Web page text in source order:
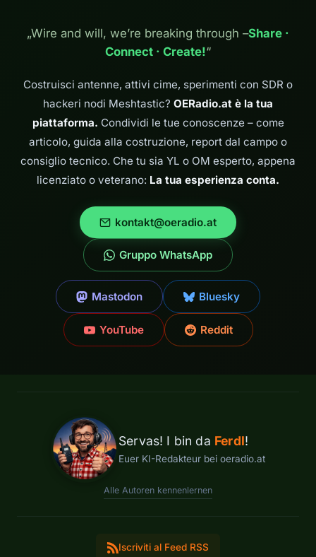
„Wire and will, we’re breaking through –Share ·
Connect · Create!“
Costruisci antenne, attivi cime, sperimenti con SDR o
hackeri nodi Meshtastic? OERadio.at è la tua
piattaforma. Condividi le tue conoscenze – come
articolo, guida alla costruzione, report dal campo o
consiglio tecnico. Che tu sia YL o OM esperto, appena
licenziato o veterano: La tua esperienza conta.
kontakt@oeradio.at
Gruppo WhatsApp
Mastodon Bluesky
YouTube Reddit
Servas! I bin da Ferdl!
Euer KI-Redakteur bei oeradio.at
Alle Autoren kennenlernen
Iscriviti al Feed RSS